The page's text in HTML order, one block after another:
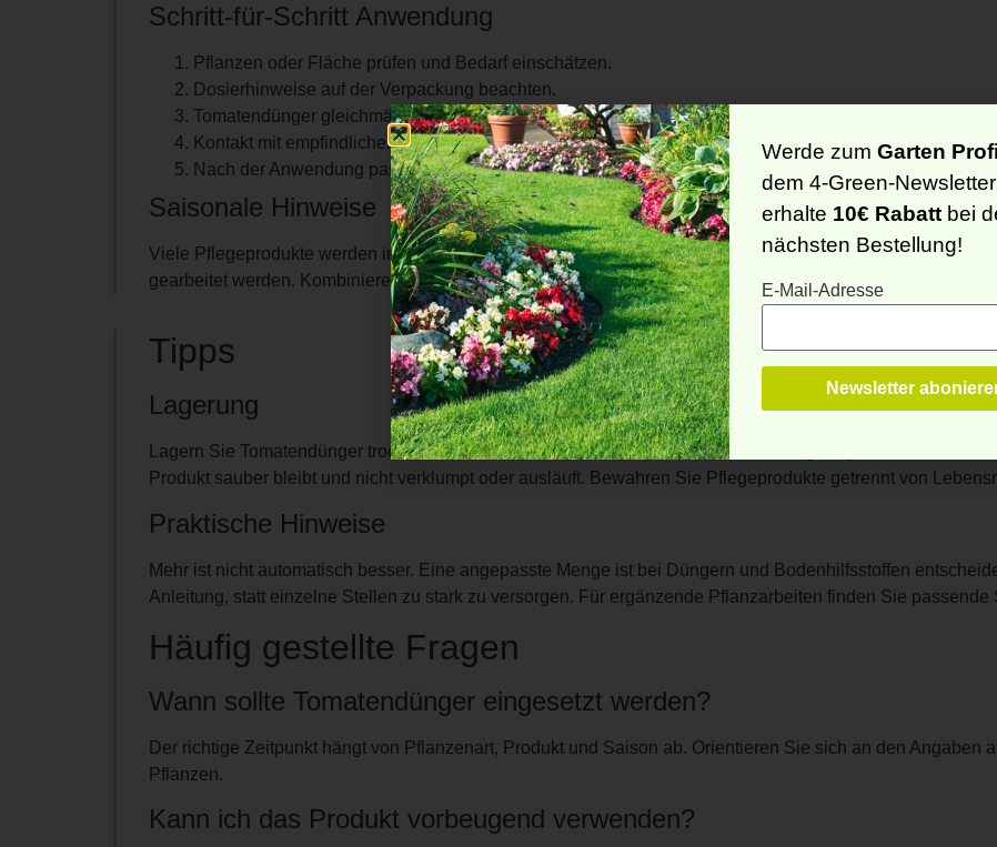
Schritt-für-Schritt Anwendung
Pflanzen oder Fläche prüfen und Bedarf einschätzen.
Dosierhinweise auf der Verpackung beachten.
Tomatendünger gleichmäßig ausbringen oder nach Angabe verdünnen.
Kontakt mit empfindlichen Pflanzenteilen nach Möglichkeit vermeiden.
Nach der Anwendung passend wässern, wenn dies empfohlen ist.
Saisonale Hinweise
Viele Pflegeprodukte werden in der aktiven Wachstumszeit eingesetzt. Bei Hitze, Trockenstress oder
gearbeitet werden. Kombinieren Sie die Anwendung mit angepasster Bewässerung und beobachten Sie
Tipps
Lagerung
Lagern Sie Tomatendünger trocken, kühl und außerhalb direkter Sonneneinstrahlung. Angebrochene
Produkt sauber bleibt und nicht verklumpt oder ausläuft. Bewahren Sie Pflegeprodukte getrennt von
Praktische Hinweise
Mehr ist nicht automatisch besser. Eine angepasste Menge ist bei Düngern und Bodenhilfsstoffen
Anleitung, statt einzelne Stellen zu stark zu versorgen. Für ergänzende Pflanzarbeiten finden Sie passende
Häufig gestellte Fragen
Wann sollte Tomatendünger eingesetzt werden?
Der richtige Zeitpunkt hängt von Pflanzenart, Produkt und Saison ab. Orientieren Sie sich an den Angaben
Pflanzen.
Kann ich das Produkt vorbeugend verwenden?
Werde zum Garten Profi
dem 4-Green-
erhalte 10€ Rabattbei
nächsten Bestellung!
E-Mail-Adresse